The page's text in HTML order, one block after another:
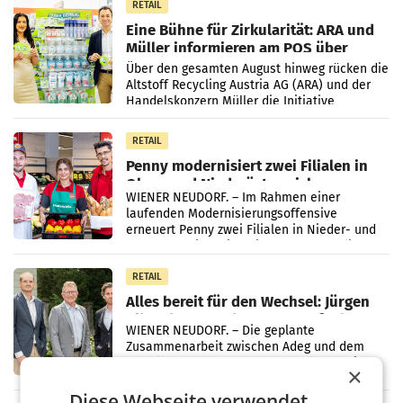
RETAIL
Eine Bühne für Zirkularität: ARA und
Müller informieren am POS über
Kreislauffähigkeit
Über den gesamten August hinweg rücken die
Altstoff Recycling Austria AG (ARA) und der
Handelskonzern Müller die Initiative
„Kreislauf-Helden“ in allen österreichischen
Müller-Filialen
RETAIL
Penny modernisiert zwei Filialen in
Ober- und Niederösterreich
WIENER NEUDORF. – Im Rahmen einer
laufenden Modernisierungsoffensive
erneuert Penny zwei Filialen in Nieder- und
RETAIL
Alles bereit für den Wechsel: Jürgen
Albrecht setzt ab 1.1.2027 auf Adeg
WIENER NEUDORF. – Die geplante
Zusammenarbeit zwischen Adeg und dem
Bundeswettbewerbsbehörde und der
×